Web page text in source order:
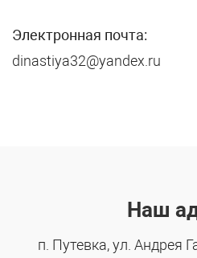
Электронная почта:
dinastiya32@yandex.ru
Наш
п. Путевка, ул. Андрея